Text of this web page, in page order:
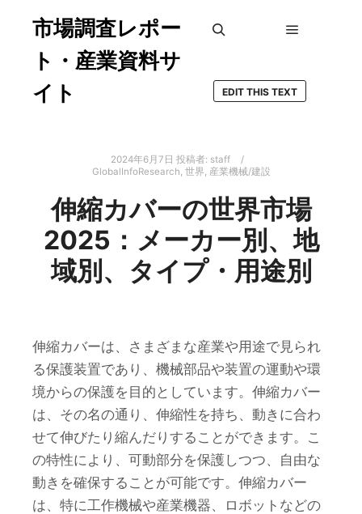
市場調査レポー
ト・産業資料サ
イト
EDIT THIS TEXT
2024年6月7日 投稿者: staff
GlobalInfoResearch, 世界, 産業機械/建設
伸縮カバーの世界市場
2025：メーカー別、地
域別、タイプ・用途別
伸縮カバーは、さまざまな産業や用途で見られ
る保護装置であり、機械部品や装置の運動や環
境からの保護を目的としています。伸縮カバー
は、その名の通り、伸縮性を持ち、動きに合わ
せて伸びたり縮んだりすることができます。こ
の特性により、可動部分を保護しつつ、自由な
動きを確保することが可能です。伸縮カバー
は、特に工作機械や産業機器、ロボットなどの